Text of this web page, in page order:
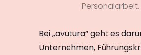
Personalarbeit.
Bei „avutura“ geht es
Unternehmen,